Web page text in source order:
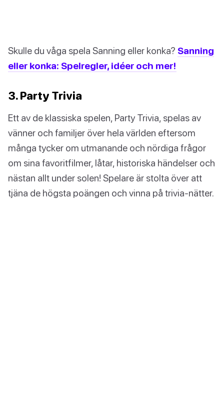
Skulle du våga spela Sanning eller konka? Sanning
eller konka: Spelregler, idéer och mer!
3. Party Trivia
Ett av de klassiska spelen, Party Trivia, spelas av
vänner och familjer över hela världen eftersom
många tycker om utmanande och nördiga frågor
om sina favoritfilmer, låtar, historiska händelser och
nästan allt under solen! Spelare är stolta över att
tjäna de högsta poängen och vinna på trivia-nätter.